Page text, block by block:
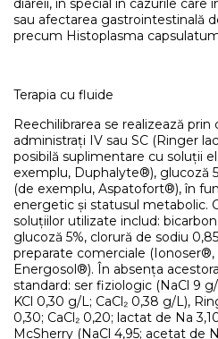
diareii, în special în cazurile
sau afectarea gastrointestinală
precum Histoplasma
Terapia cu fluide
Reechilibrarea se realizează prin
administrați IV sau SC (Ringer
posibilă suplimentare cu soluții
exemplu, Duphalyte®), glucoză
(de exemplu, Aspatofort®), în
energetic și statusul metabolic.
soluțiilor utilizate includ:
glucoză 5%, clorură de sodiu
preparate comerciale
Energosol®). În absența
standard: ser fiziologic (NaCl 9
KCl 0,30 g/L; CaCl₂ 0,38 g/L),
0,30; CaCl₂ 0,20; lactat de Na
McSherry (NaCl 4,95; acetat de